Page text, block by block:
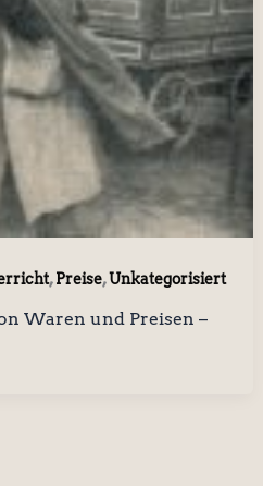
,Preise,Unkategorisiert
Waren und Preisen –